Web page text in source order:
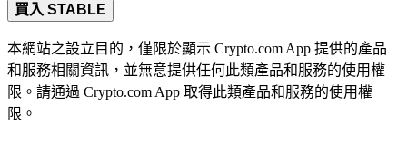
買入 STABLE
本網站之設立目的，僅限於顯示 Crypto.com App 提供的產品
和服務相關資訊，並無意提供任何此類產品和服務的使用權
限。請通過 Crypto.com App 取得此類產品和服務的使用權
限。